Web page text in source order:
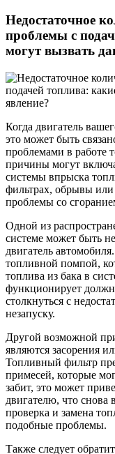
Недостаточное
проблемы с
могут вызвать
Когда двигатель
это может быть
проблемами в работе
причины могут
системы впрыска
фильтрах, обрывы
проблемы со
Одной из
системе может быть
двигатель
топливной помпой,
топлива из бака в
функционирует
столкнуться с
незапуску.
Другой возможной
являются засорения
Топливный фильтр
примесей, которые
забит, это может
двигателю, что снова
проверка и замена
подобные проблемы.
Также следует